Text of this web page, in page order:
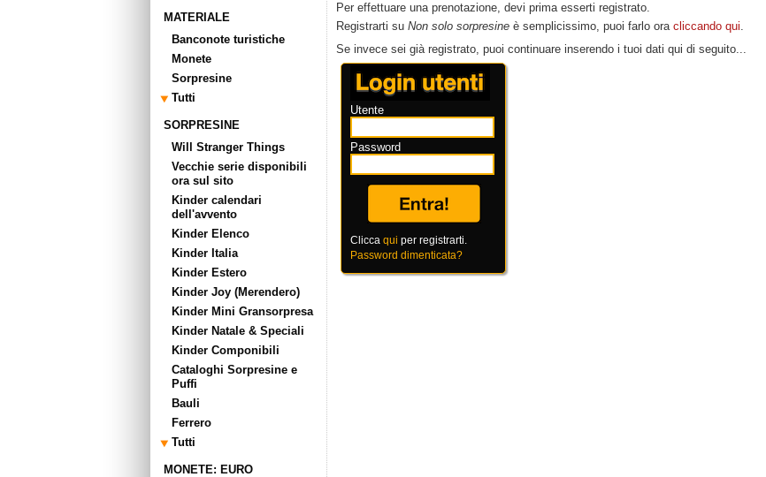
MATERIALE
Banconote turistiche
Monete
Sorpresine
Tutti
SORPRESINE
Will Stranger Things
Vecchie serie disponibili
ora sul sito
Kinder calendari
dell'avvento
Kinder Elenco
Kinder Italia
Kinder Estero
Kinder Joy (Merendero)
Kinder Mini Gransorpresa
Kinder Natale & Speciali
Kinder Componibili
Cataloghi Sorpresine e
Puffi
Bauli
Ferrero
Tutti
MONETE: EURO
Per effettuare una prenotazione, devi prima esserti registrato.
Registrarti su Non solo sorpresine è semplicissimo, puoi farlo ora cliccando qui.
Se invece sei già registrato, puoi continuare inserendo i tuoi dati qui di seguito...
Utente
Password
Clicca qui per registrarti.
Password dimenticata?